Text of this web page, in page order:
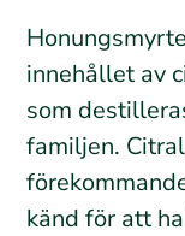
innehållet av
som
familjen.
känd för att